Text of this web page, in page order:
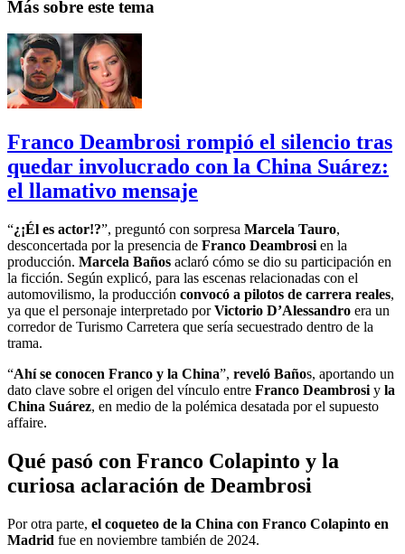
Más sobre este tema
Franco Deambrosi rompió el silencio tras
quedar involucrado con la China Suárez:
el llamativo mensaje
“¿¡Él es actor!?”, preguntó con sorpresa Marcela Tauro,
desconcertada por la presencia de Franco Deambrosi en la
producción. Marcela Baños aclaró cómo se dio su participación en
la ficción. Según explicó, para las escenas relacionadas con el
automovilismo, la producción convocó a pilotos de carrera reales,
ya que el personaje interpretado porVictorio D’Alessandro era un
corredor de Turismo Carretera que sería secuestrado dentro de la
trama.
“Ahí se conocen Franco y la China”, reveló Baños, aportando un
dato clave sobre el origen del vínculo entre Franco Deambrosi y la
China Suárez, en medio de la polémica desatada por el supuesto
affaire.
Qué pasó con Franco Colapinto y la
curiosa aclaración de Deambrosi
Por otra parte, el coqueteo de la China con Franco Colapinto en
Madrid fue en noviembre también de 2024.